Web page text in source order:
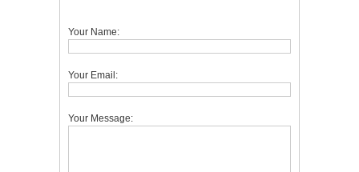
Your Name:
Your Email:
Your Message: